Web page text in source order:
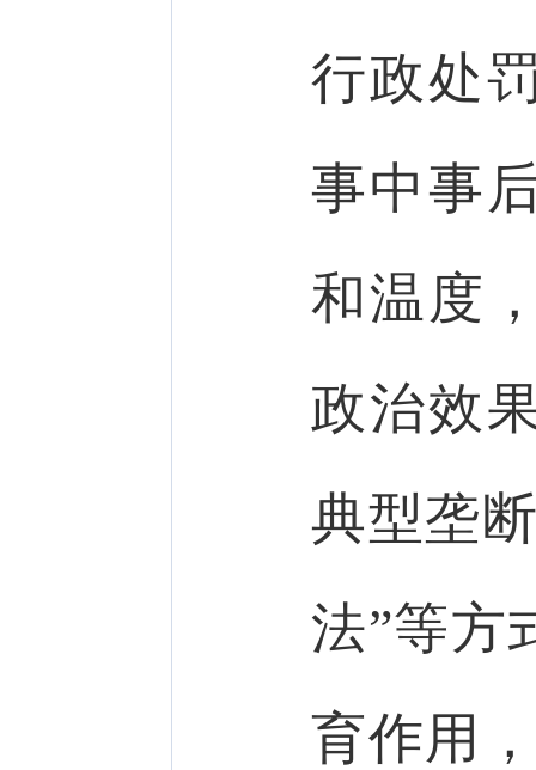
行政处
事中事
和温度
政治效
典型垄
法”等方
育作用